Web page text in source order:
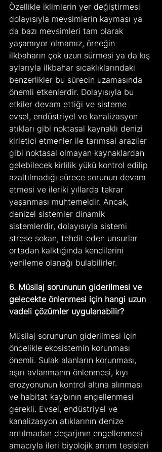
Özellikle iklimlerin yer değiştirmesi
dolayısıyla mevsimlerin kayması ya
da bazı mevsimleri tam olarak
yaşamıyor olmamız, örneğin
ilkbaharın çok uzun sürmesi ya da kış
aylarıyla ilkbahar sıcaklıklarındaki
benzerlikler bu sürecin uzamasında
önemli etkenlerdir. Dolayısıyla bu
etkiler devam ettiği ve sisteme
evsel, endüstriyel ve kanalizasyon
atıkları gibi noktasal kaynaklı denizi
kirletici etmenler ile tarımsal araziler
gibi noktasal olmayan kaynaklardan
gelebilecek kirlilik yükü kontrol edilip
azaltılmadığı sürece sorunun devam
etmesi ve ileriki yıllarda tekrar
yaşanması muhtemeldir. Ancak,
denizel sistemler dinamik
sistemlerdir, dolayısıyla sistemi
strese sokan, tehdit eden unsurlar
ortadan kalktığında kendilerini
yenileme olanağı bulabilirler.
6. Müsilaj sorununun giderilmesi ve
gelecekte önlenmesi için hangi uzun
vadeli çözümler uygulanabilir?
Müsilaj sorununun giderilmesi için
öncelikle ekosistemin korunması
önemli. Sulak alanların korunması,
aşırı avlanmanın önlenmesi, kıyı
erozyonunun kontrol altına alınması
ve habitat kaybının engellenmesi
gerekli. Evsel, endüstriyel ve
kanalizasyon atıklarının denize
arıtılmadan deşarjının engellenmesi
amacıyla ileri biyolojik arıtım tesisleri